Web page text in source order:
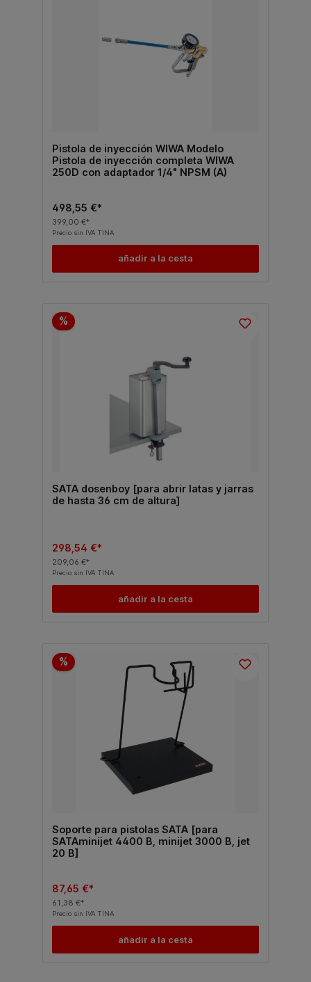
Pistola de inyección WIWA Modelo
Pistola de inyección completa WIWA
250D con adaptador 1/4" NPSM (A)
498,55 €*
399,00 €*
Precio sin IVA TINA
añadir a la cesta
%
SATA dosenboy [para abrir latas y jarras
de hasta 36 cm de altura]
298,54 €*
209,06 €*
Precio sin IVA TINA
añadir a la cesta
%
Soporte para pistolas SATA [para
SATAminijet 4400 B, minijet 3000 B, jet
20 B]
87,65 €*
61,38 €*
Precio sin IVA TINA
añadir a la cesta